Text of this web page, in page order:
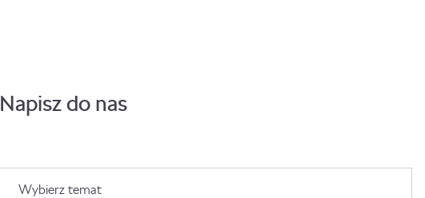
Napisz do nas
Wybierz temat